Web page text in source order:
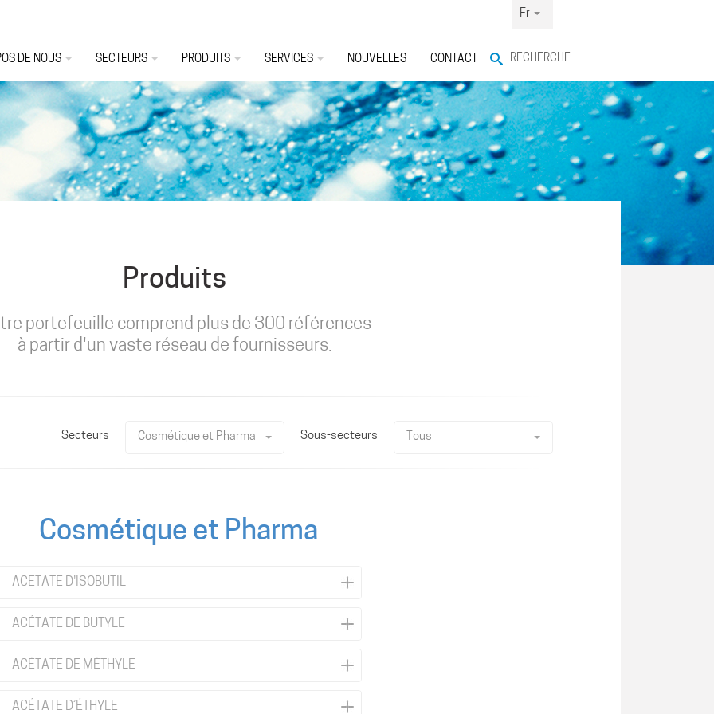
Fr
RECHERCHE
DE NOUS SECTEURS PRODUITS SERVICES NOUVELLES CONTACT
Produits
portefeuille comprend plus de 300 références
à partir d'un vaste réseau de fournisseurs.
Secteurs Cosmétique et Pharma Sous-secteurs Tous
Cosmétique et Pharma
ACETATE D'ISOBUTIL
ACÉTATE DE BUTYLE
ACÉTATE DE MÉTHYLE
ACÉTATE D’ÉTHYLE